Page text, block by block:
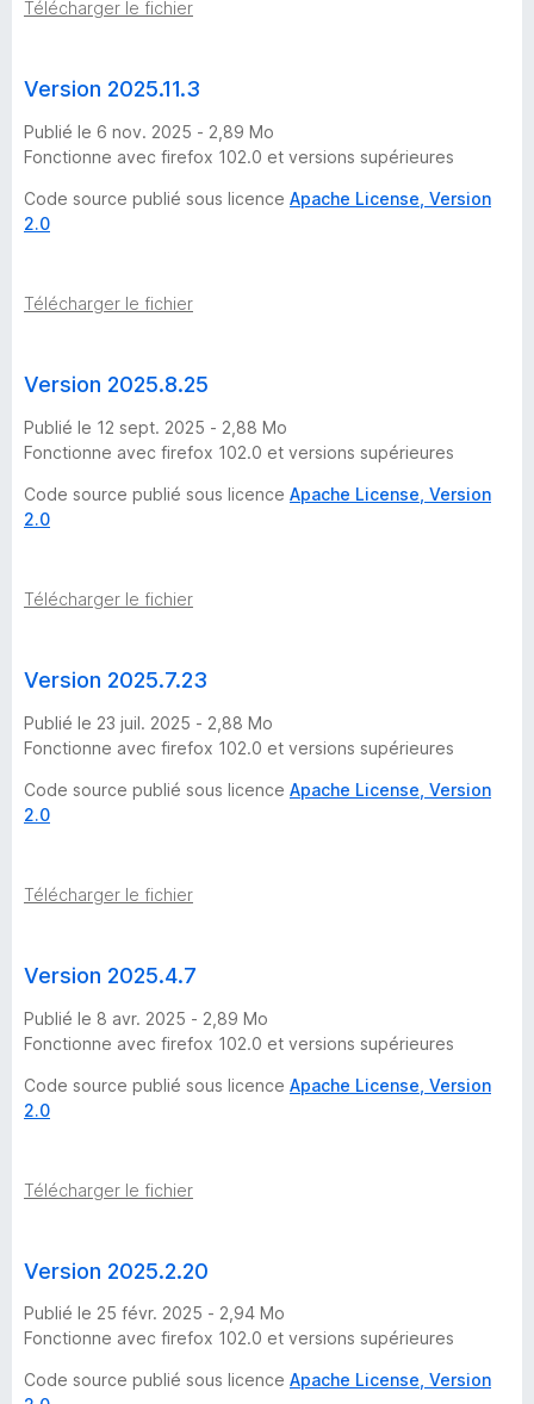
G
o
e
r
c
&
r
a
c
e
r
P
r
t
e
c
t
Télécharger le fichier
Version 2025.11.3
Publié le 6 nov. 2025 - 2,89 Mo
Fonctionne avec firefox 102.0 et versions supérieures
Code source publié sous licence Apache License, Version
2.0
Télécharger le fichier
Version 2025.8.25
Publié le 12 sept. 2025 - 2,88 Mo
Fonctionne avec firefox 102.0 et versions supérieures
Code source publié sous licence Apache License, Version
2.0
Télécharger le fichier
Version 2025.7.23
Publié le 23 juil. 2025 - 2,88 Mo
Fonctionne avec firefox 102.0 et versions supérieures
Code source publié sous licence Apache License, Version
2.0
Télécharger le fichier
Version 2025.4.7
Publié le 8 avr. 2025 - 2,89 Mo
Fonctionne avec firefox 102.0 et versions supérieures
Code source publié sous licence Apache License, Version
2.0
Télécharger le fichier
Version 2025.2.20
Publié le 25 févr. 2025 - 2,94 Mo
Fonctionne avec firefox 102.0 et versions supérieures
Code source publié sous licence Apache License, Version